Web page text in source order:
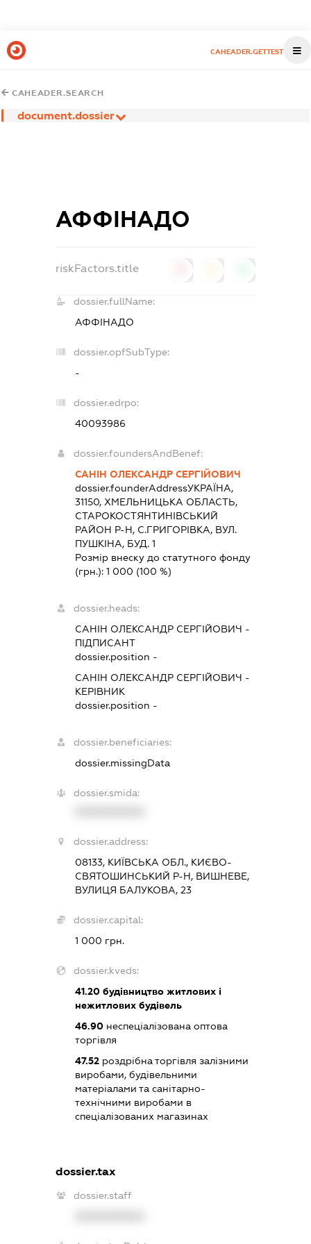
CAHEADER.GETTEST
CAHEADER.SEARCH
document.dossier
АФФІНАДО
riskFactors.title
dossier.fullName:
АФФІНАДО
dossier.opfSubType:
-
dossier.edrpo:
40093986
dossier.foundersAndBenef:
САНІН ОЛЕКСАНДР СЕРГІЙОВИЧ
dossier.founderAddressУКРАЇНА,
31150, ХМЕЛЬНИЦЬКА ОБЛАСТЬ,
СТАРОКОСТЯНТИНIВСЬКИЙ
РАЙОН Р-Н, С.ГРИГОРІВКА, ВУЛ.
ПУШКІНА, БУД. 1
Розмір внеску до статутного фонду
(грн.):1 000 (100 %)
dossier.heads:
САНІН ОЛЕКСАНДР СЕРГІЙОВИЧ -
ПІДПИСАНТ
dossier.position -
САНІН ОЛЕКСАНДР СЕРГІЙОВИЧ -
КЕРІВНИК
dossier.position -
dossier.beneficiaries:
dossier.missingData
dossier.smida:
dossier.address:
08133, КИЇВСЬКА ОБЛ., КИЄВО-
СВЯТОШИНСЬКИЙ Р-Н, ВИШНЕВЕ,
ВУЛИЦЯ БАЛУКОВА, 23
dossier.capital:
1 000 грн.
dossier.kveds:
41.20 будівництво житлових і
нежитлових будівель
46.90 неспеціалізована оптова
торгівля
47.52 роздрібна торгівля залізними
виробами, будівельними
матеріалами та санітарно-
технічними виробами в
спеціалізованих магазинах
dossier.tax
dossier.staff